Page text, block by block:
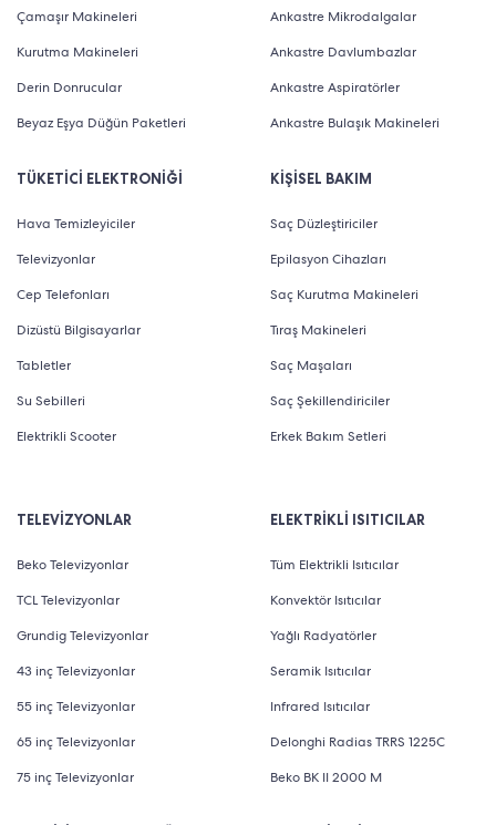
Çamaşır Makineleri
Kurutma Makineleri
Derin Donrucular
Beyaz Eşya Düğün Paketleri
TÜKETİCİ ELEKTRONİĞİ
Hava Temizleyiciler
Televizyonlar
Cep Telefonları
Dizüstü Bilgisayarlar
Tabletler
Su Sebilleri
Elektrikli Scooter
Ankastre Mikrodalgalar
Ankastre Davlumbazlar
Ankastre Aspiratörler
Ankastre Bulaşık Makineleri
KİŞİSEL BAKIM
Saç Düzleştiriciler
Epilasyon Cihazları
Saç Kurutma Makineleri
Tıraş Makineleri
Saç Maşaları
Saç Şekillendiriciler
Erkek Bakım Setleri
TELEVİZYONLAR
Beko Televizyonlar
TCL Televizyonlar
Grundig Televizyonlar
43 inç Televizyonlar
55 inç Televizyonlar
65 inç Televizyonlar
75 inç Televizyonlar
ELEKTRİKLİ ISITICILAR
Tüm Elektrikli Isıtıcılar
Konvektör Isıtıcılar
Yağlı Radyatörler
Seramik Isıtıcılar
Infrared Isıtıcılar
Delonghi Radias TRRS 1225C
Beko BK II 2000 M